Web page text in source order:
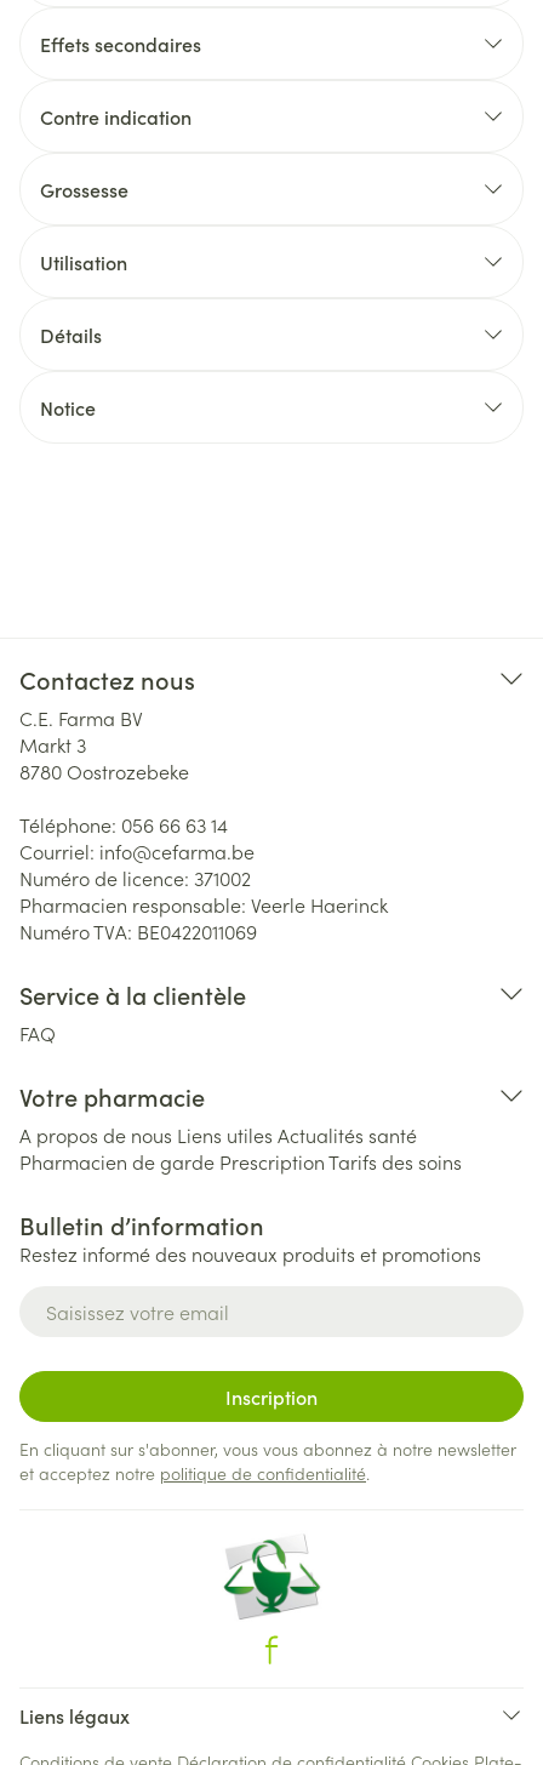
Effets secondaires
Contre indication
Grossesse
Utilisation
Détails
Notice
Contactez nous
C.E. Farma BV
Markt 3
8780Oostrozebeke
Téléphone: 056 66 63 14
Courriel: info@cefarma.be
Numéro de licence: 371002
Pharmacien responsable: Veerle Haerinck
Numéro TVA: BE0422011069
Service à la clientèle
FAQ
Votre pharmacie
A propos de nous Liens utiles Actualités santé
Pharmacien de garde PrescriptionTarifs des soins
Bulletin d’information
Restez informé des nouveaux produits et promotions
Inscription
En cliquant sur s'abonner, vous vous abonnez à notre newsletter
et acceptez notre politique de confidentialité.
Liens légaux